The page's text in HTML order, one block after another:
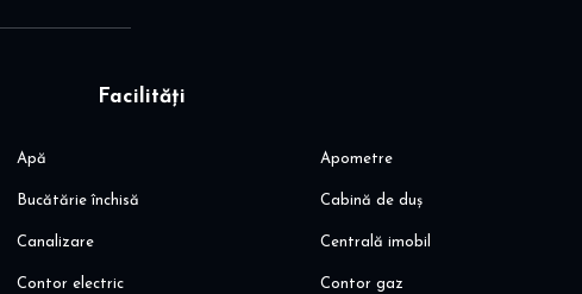
Facilități
Apă Apometre
Bucătărie închisă Cabină de duș
Canalizare Centrală imobil
Contor electric Contor gaz